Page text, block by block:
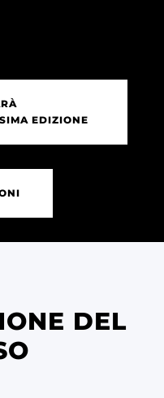
EDIZIONE
DEL